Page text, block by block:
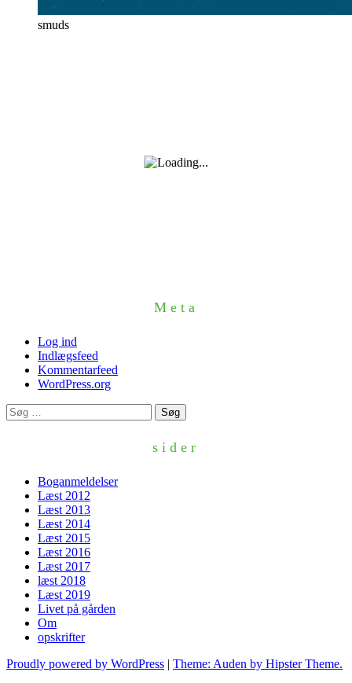
smuds
Meta
Log ind
Indlægsfeed
Kommentarfeed
WordPress.org
Søg
efter:
sider
Boganmeldelser
Læst 2012
Læst 2013
Læst 2014
Læst 2015
Læst 2016
Læst 2017
læst 2018
Læst 2019
Livet på gården
Om
opskrifter
Proudly powered by WordPress | Theme: Auden by Hipster Theme.